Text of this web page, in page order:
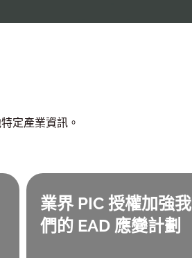
定產業資訊。
業界 PIC 授權加強我
們的 EAD 應變計劃